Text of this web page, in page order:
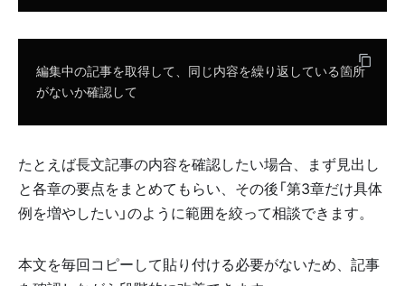
編集中の記事を取得して、同じ内容を繰り返している箇所
がないか確認して
たとえば長文記事の内容を確認したい場合、まず見出し
と各章の要点をまとめてもらい、その後「第3章だけ具体
例を増やしたい」のように範囲を絞って相談できます。
本文を毎回コピーして貼り付ける必要がないため、記事